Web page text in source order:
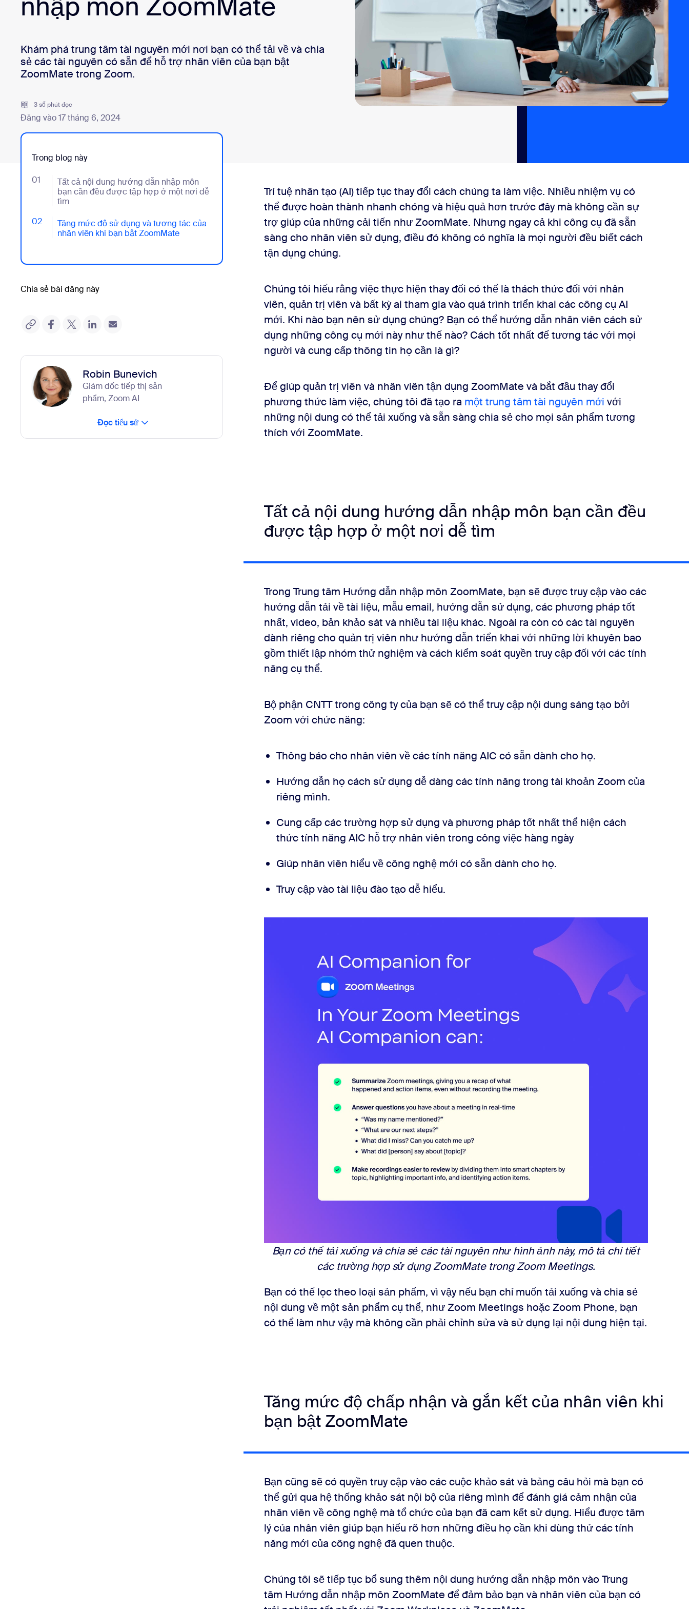
Nhà phát triển Bonsai
Cài đặt trên máy tính Liên hệ
nhập môn ZoomMate
Khám phá trung tâm tài nguyên mới nơi bạn có thể tải về và chia
sẻ các tài nguyên có sẵn để hỗ trợ nhân viên của bạn bật
ZoomMate trong Zoom.
3 số phút đọc
Đăng vào 17 tháng 6, 2024
Trong blog này
01
Tất cả nội dung hướng dẫn nhập môn
bạn cần đều được tập hợp ở một nơi dễ
tìm
- Jumplink to Tất cả nội dung hướng dẫn nhập môn bạn cần đều được tập hợp ở một nơi dễ tìm
02
Tăng mức độ sử dụng và tương tác của
nhân viên khi bạn bật ZoomMate
- Jumplink to Tăng mức độ sử dụng và tương tác của nhân viên khi bạn bật ZoomMate
Chia sẻ bài đăng này
Robin Bunevich
Giám đốc tiếp thị sản
phẩm, Zoom AI
Đọc tiểu sử
Trí tuệ nhân tạo (AI) tiếp tục thay đổi cách chúng ta làm việc. Nhiều nhiệm vụ có
thể được hoàn thành nhanh chóng và hiệu quả hơn trước đây mà không cần sự
trợ giúp của những cải tiến như ZoomMate. Nhưng ngay cả khi công cụ đã sẵn
sàng cho nhân viên sử dụng, điều đó không có nghĩa là mọi người đều biết cách
tận dụng chúng.
Chúng tôi hiểu rằng việc thực hiện thay đổi có thể là thách thức đối với nhân
viên, quản trị viên và bất kỳ ai tham gia vào quá trình triển khai các công cụ AI
mới. Khi nào bạn nên sử dụng chúng? Bạn có thể hướng dẫn nhân viên cách sử
dụng những công cụ mới này như thế nào? Cách tốt nhất để tương tác với mọi
người và cung cấp thông tin họ cần là gì?
Để giúp quản trị viên và nhân viên tận dụng ZoomMate và bắt đầu thay đổi
phương thức làm việc, chúng tôi đã tạo ra một trung tâm tài nguyên mới với
những nội dung có thể tải xuống và sẵn sàng chia sẻ cho mọi sản phẩm tương
thích với ZoomMate.
Tất cả nội dung hướng dẫn nhập môn bạn cần đều
được tập hợp ở một nơi dễ tìm
Trong Trung tâm Hướng dẫn nhập môn ZoomMate, bạn sẽ được truy cập vào các
hướng dẫn tải về tài liệu, mẫu email, hướng dẫn sử dụng, các phương pháp tốt
nhất, video, bản khảo sát và nhiều tài liệu khác. Ngoài ra còn có các tài nguyên
dành riêng cho quản trị viên như hướng dẫn triển khai với những lời khuyên bao
gồm thiết lập nhóm thử nghiệm và cách kiểm soát quyền truy cập đối với các tính
năng cụ thể.
Bộ phận CNTT trong công ty của bạn sẽ có thể truy cập nội dung sáng tạo bởi
Zoom với chức năng:
Thông báo cho nhân viên về các tính năng AIC có sẵn dành cho họ.
Hướng dẫn họ cách sử dụng dễ dàng các tính năng trong tài khoản Zoom của
riêng mình.
Cung cấp các trường hợp sử dụng và phương pháp tốt nhất thể hiện cách
thức tính năng AIC hỗ trợ nhân viên trong công việc hàng ngày
Giúp nhân viên hiểu về công nghệ mới có sẵn dành cho họ.
Truy cập vào tài liệu đào tạo dễ hiểu.
Bạn có thể tải xuống và chia sẻ các tài nguyên như hình ảnh này, mô tả chi tiết
các trường hợp sử dụng ZoomMate trong Zoom Meetings.
Bạn có thể lọc theo loại sản phẩm, vì vậy nếu bạn chỉ muốn tải xuống và chia sẻ
nội dung về một sản phẩm cụ thể, như Zoom Meetings hoặc Zoom Phone, bạn
có thể làm như vậy mà không cần phải chỉnh sửa và sử dụng lại nội dung hiện tại.
Tăng mức độ chấp nhận và gắn kết của nhân viên khi
bạn bật ZoomMate
Bạn cũng sẽ có quyền truy cập vào các cuộc khảo sát và bảng câu hỏi mà bạn có
thể gửi qua hệ thống khảo sát nội bộ của riêng mình để đánh giá cảm nhận của
nhân viên về công nghệ mà tổ chức của bạn đã cam kết sử dụng. Hiểu được tâm
lý của nhân viên giúp bạn hiểu rõ hơn những điều họ cần khi dùng thử các tính
năng mới của công nghệ đã quen thuộc.
Chúng tôi sẽ tiếp tục bổ sung thêm nội dung hướng dẫn nhập môn vào Trung
tâm Hướng dẫn nhập môn ZoomMate để đảm bảo bạn và nhân viên của bạn có